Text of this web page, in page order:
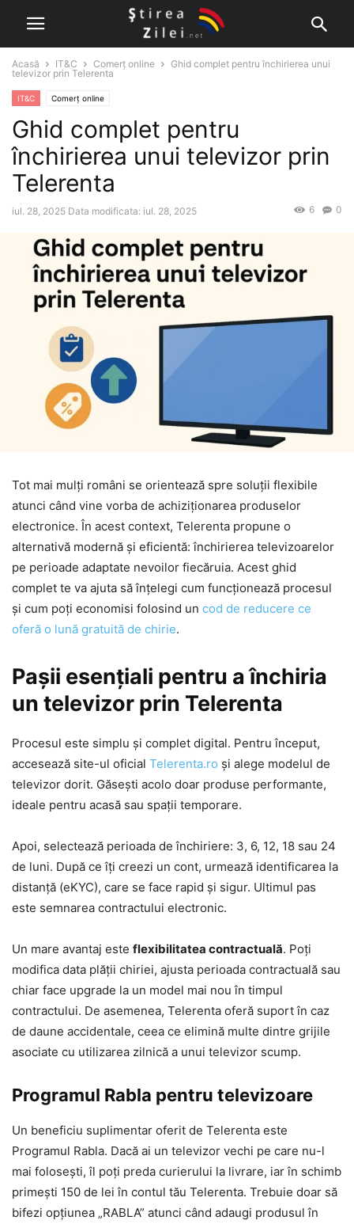
Acasă IT&C Comerț online
Ghid complet pentru închirierea unui
televizor prin Telerenta
IT&C Comerț online
Ghid complet pentru
închirierea unui televizor prin
Telerenta
iul. 28, 2025 Data modificata: iul. 28, 2025 0
6
Tot mai mulți români se orientează spre soluții flexibile
atunci când vine vorba de achiziționarea produselor
electronice. În acest context, Telerenta propune o
alternativă modernă și eficientă: închirierea televizoarelor
pe perioade adaptate nevoilor fiecăruia. Acest ghid
complet te va ajuta să înțelegi cum funcționează procesul
și cum poți economisi folosind un cod de reducere ce
oferă o lună gratuită de chirie.
Pașii esențiali pentru a închiria
un televizor prin Telerenta
Procesul este simplu și complet digital. Pentru început,
accesează site-ul oficial Telerenta.ro și alege modelul de
televizor dorit. Găsești acolo doar produse performante,
ideale pentru acasă sau spații temporare.
Apoi, selectează perioada de închiriere: 3, 6, 12, 18 sau 24
de luni. După ce îți creezi un cont, urmează identificarea la
distanță (eKYC), care se face rapid și sigur. Ultimul pas
este semnarea contractului electronic.
Un mare avantaj este flexibilitatea contractuală. Poți
modifica data plății chiriei, ajusta perioada contractuală sau
chiar face upgrade la un model mai nou în timpul
contractului. De asemenea, Telerenta oferă suport în caz
de daune accidentale, ceea ce elimină multe dintre grijile
asociate cu utilizarea zilnică a unui televizor scump.
Programul Rabla pentru televizoare
Un beneficiu suplimentar oferit de Telerenta este
Programul Rabla. Dacă ai un televizor vechi pe care nu-l
mai folosești, îl poți preda curierului la livrare, iar în schimb
primești 150 de lei în contul tău Telerenta. Trebuie doar să
bifezi opțiunea „RABLA” atunci când adaugi produsul în